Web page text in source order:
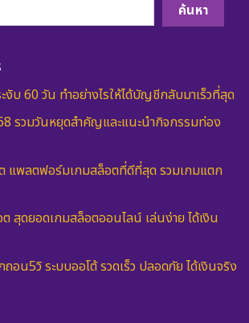
ค้นหา
บ 60 วัน ทำอย่างไรให้ได้บัญชีกลับมาเร็วที่สุด
รวมวันหยุดสำคัญและแนะนำกิจกรรมท่อง
แพลตฟอร์มเกมสล็อตที่ดีที่สุด รวมเกมแตก
สุดยอดเกมสล็อตออนไลน์ เล่นง่าย ได้เงิน
อน5วิ ระบบออโต้ รวดเร็ว ปลอดภัย ได้เงินจริง